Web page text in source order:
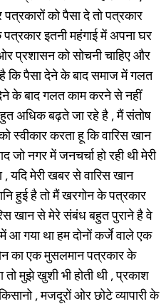
को पैसा दे तो पत्रकार
इतनी महंगाई में अपना घर
प्रशासन को सोचनी चाहिए और
पैसा देने के बाद समाज में गलत
के बाद गलत काम करने से नहीं
अधिक बढ़ते जा रहे है , मैं संतोष
स्वीकार करता हू कि वारिस खान
नगर में जनचर्चा हो रही थी मेरी
मेरी खबर से वारिस खान
हुई है तो मैं खरगोन के पत्रकार
खान से मेरे संबंध बहुत पुराने है वे
गया था हम दोनों कर्जे वाले एक
का एक मुसलमान पत्रकार के
मुझे खुशी भी होती थी , प्रकाश
, मजदूरों ओर छोटे व्यापारी के